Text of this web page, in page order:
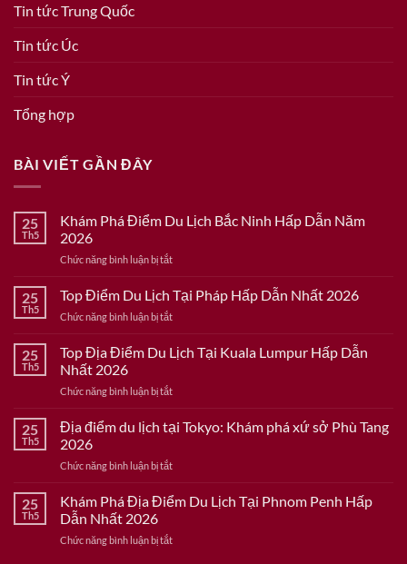
Tin tức Trung Quốc
Tin tức Úc
Tin tức Ý
Tổng hợp
BÀI VIẾT GẦN ĐÂY
25
Th5
Khám Phá Điểm Du Lịch Bắc Ninh Hấp Dẫn Năm
2026
Chức năng bình luận bị tắtở
Phá
Điểm
Du
Bắc
Dẫn
2026
25
Th5
Top Điểm Du Lịch Tại Pháp Hấp Dẫn Nhất 2026
Chức năng bình luận bị tắtở
Điểm
Du
Tại
Hấp
2026
25
Th5
Top Địa Điểm Du Lịch Tại Kuala Lumpur Hấp Dẫn
Nhất 2026
Chức năng bình luận bị tắtở
Địa
Điểm
Lịch
Kuala
Dẫn
25
Th5
Địa điểm du lịch tại Tokyo: Khám phá xứ sở Phù Tang
2026
Chức năng bình luận bị tắtở
điểm
du
tại
25
Th5
Khám Phá Địa Điểm Du Lịch Tại Phnom Penh Hấp
Dẫn Nhất 2026
Chức năng bình luận bị tắtở